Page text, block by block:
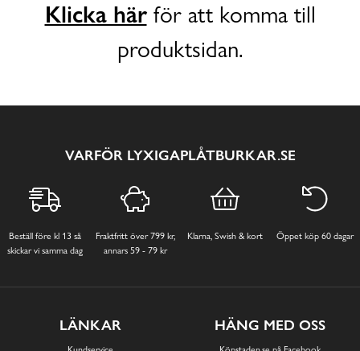
Klicka härför att komma till
produktsidan.
VARFÖR LYXIGAPLÅTBURKAR.SE
Beställ före kl 13 så
skickar vi samma dag
Fraktfritt över 799 kr,
annars 59 - 79 kr
Klarna, Swish & kort Öppet köp 60 dagar
LÄNKAR HÄNG MED OSS